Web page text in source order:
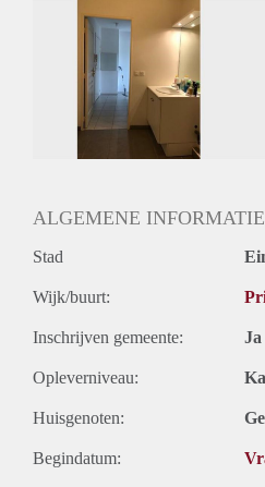
Huurtoeslag
Niet mogelijk
Inkomen eis
Huurtermijn
Onbepaalde termijn
Oplevering
ALGEMENE INFORMATIE
Stad
Wijk/buurt:
Inschrijven gemeente: Ja
Opleverniveau:
Huisgenoten:
Begindatum: